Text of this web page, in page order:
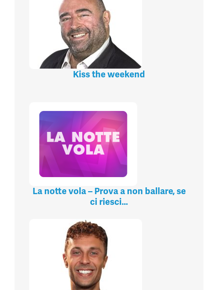
Kiss the weekend
La notte vola – Prova a non ballare, se
ci riesci…